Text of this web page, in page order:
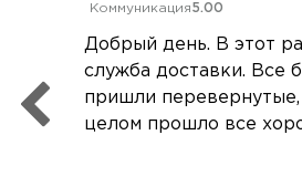
Коммуникация5.00
Добрый день. В этот
служба доставки. Все
пришли перевернутые,
целом прошло все